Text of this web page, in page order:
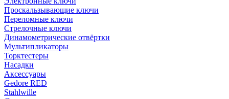
Проскальзывающие ключи
Переломные ключи
Стрелочные ключи
Динамометрические отвёртки
Мультипликаторы
Торктестеры
Насадки
Аксессуары
Gedore RED
Stahlwille